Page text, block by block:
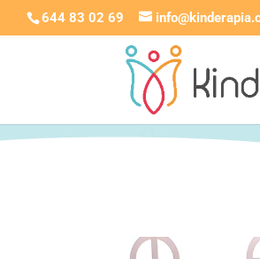
644 83 02 69